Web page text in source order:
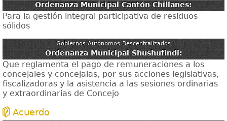
Ordenanza Municipal Cantón Chillanes:
Para la gestión integral participativa de residuos
sólidos
Gobiernos Autónomos Descentralizados
Ordenanza Municipal Shushufindi:
Que reglamenta el pago de remuneraciones a los
concejales y concejalas, por sus acciones legislativas,
fiscalizadoras y la asistencia a las sesiones ordinarias
y extraordinarias de Concejo
Acuerdo